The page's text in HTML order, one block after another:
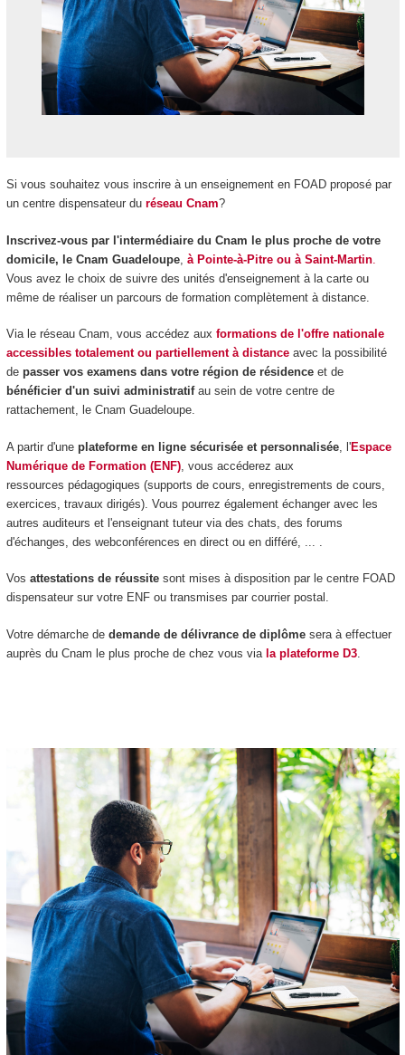
Si vous souhaitez vous inscrire à un enseignement en FOADproposé par
un centre dispensateur du réseau Cnam?
Inscrivez-vouspar l'intermédiaire du Cnam le plus proche de votre
domicile, le Cnam Guadeloupe, à Pointe-à-Pitre ou à Saint-Martin.
Vous avez le choix de suivre des unités d'enseignementà la carte ou
même de réaliser un parcours de formation complètement à distance.
Via le réseau Cnam, vous accédez aux formations de l'offre nationale
accessibles totalement ou partiellement à distance avec la possibilité
de passer vos examens dans votre région de résidenceet de
bénéficier d'un suivi administratif au sein de votre centre de
rattachement, le Cnam Guadeloupe.
A partir d'une plateforme en ligne sécurisée et personnalisée, l'Espace
Numérique de Formation (ENF), vous accéderez aux
ressources pédagogiques (supports de cours, enregistrements de cours,
exercices, travaux dirigés). Vous pourrez également échanger avec les
autres auditeurs et l'enseignant tuteur via des chats, des forums
d'échanges, des webconférences en direct ou en différé, ... .
Vos attestations de réussite sont mises à disposition par le centre FOAD
dispensateur sur votre ENF ou transmises par courrier postal.
Votre démarche de demande de délivrance de diplômesera à effectuer
auprès du Cnam le plus proche de chez vous via la plateforme D3.